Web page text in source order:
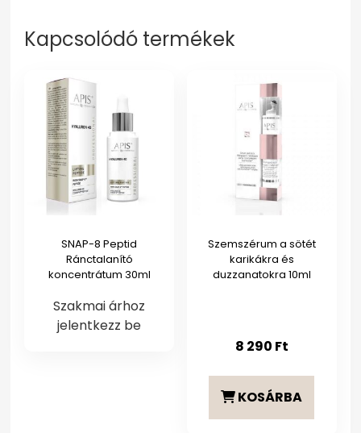
Kapcsolódó termékek
SNAP-8 Peptid
Ránctalanító
koncentrátum 30ml
Szakmai árhoz
jelentkezz be
Szemszérum a sötét
karikákra és
duzzanatokra 10ml
8 290 Ft
KOSÁRBA